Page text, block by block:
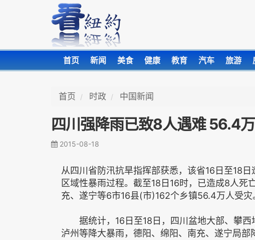
首页 新闻 美食 健康 教育 汽车 旅游
首页 时政 中国新闻
四川强降雨已致8人遇难 56.4
2015-08-18
从四川省防汛抗旱指挥部获悉，该省16日至18
区域性暴雨过程。截至18日16时，已造成8人死
充、遂宁等6市16县(市)162个乡镇56.4万人受灾
据统计，16日至18日，四川盆地大部、攀西
泸州等降大暴雨，德阳、绵阳、南充、遂宁局